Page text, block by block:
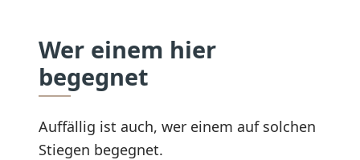
Wer einem hier
begegnet
Auffällig ist auch, wer einem auf solchen
Stiegen begegnet.